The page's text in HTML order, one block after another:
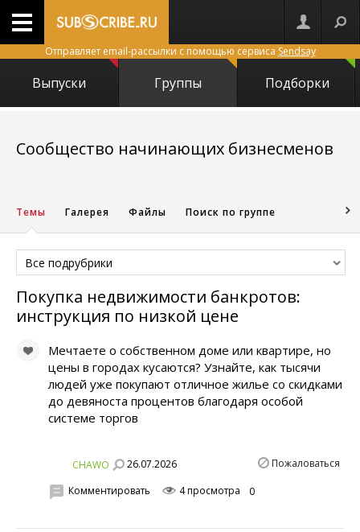
Отправляет email-рассылки с помощью сервиса Sendsay
Выпуски Группы Подборки
Сообщество начинающих бизнесменов
Темы Галерея Файлы Поиск по группе
Все подрубрики
Покупка недвижимости банкротов:
инструкция по низкой цене
Мечтаете о собственном доме или квартире, но
цены в городах кусаются? Узнайте, как тысячи
людей уже покупают отличное жилье со скидками
до девяноста процентов благодаря особой
системе торгов
CHAWO 26.07.2026 Пожаловаться
Комментировать 4 просмотра 0